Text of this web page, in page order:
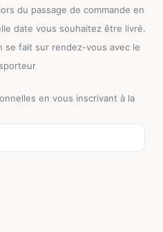
du passage de commande en
date vous souhaitez être livré.
se fait sur rendez-vous avec le
en vous inscrivant à la